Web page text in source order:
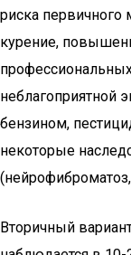
риска первичного
курение,
неблагоприятной
бензином,
некоторые
Вторичный